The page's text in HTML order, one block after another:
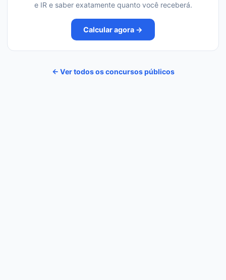
e IR e saber exatamente quanto você receberá.
Calcular agora →
← Ver todos os concursos públicos